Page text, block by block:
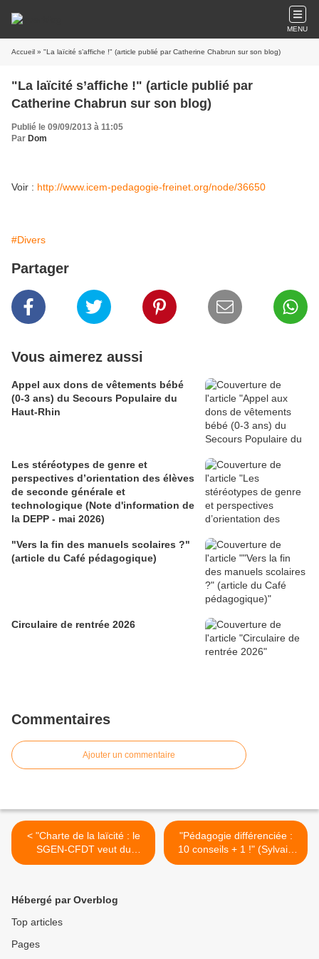
MENU
Accueil » "La laïcité s’affiche !" (article publié par Catherine Chabrun sur son blog)
"La laïcité s’affiche !" (article publié par
Catherine Chabrun sur son blog)
Publié le 09/09/2013 à 11:05
Par Dom
Voir : http://www.icem-pedagogie-freinet.org/node/36650
#Divers
Partager
Vous aimerez aussi
Appel aux dons de vêtements bébé
(0-3 ans) du Secours Populaire du
Haut-Rhin
Les stéréotypes de genre et
perspectives d’orientation des élèves
de seconde générale et
technologique (Note d'information de
la DEPP - mai 2026)
"Vers la fin des manuels scolaires ?"
(article du Café pédagogique)
Circulaire de rentrée 2026
Commentaires
Ajouter un commentaire
< "Charte de la laïcité : le
SGEN-CFDT veut du
concret" (Communiqué de
"Pédagogie différenciée :
10 conseils + 1 !" (Sylvain
Grandserre - Café
Hébergé par Overblog
Top articles
Pages